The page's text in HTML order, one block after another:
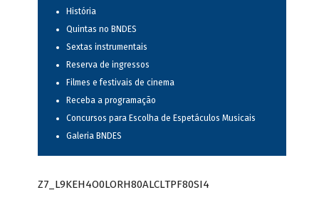
História
Quintas no BNDES
Sextas instrumentais
Reserva de ingressos
Filmes e festivais de cinema
Receba a programação
Concursos para Escolha de Espetáculos Musicais
Galeria BNDES
Z7_L9KEH4O0LORH80ALCLTPF80SI4